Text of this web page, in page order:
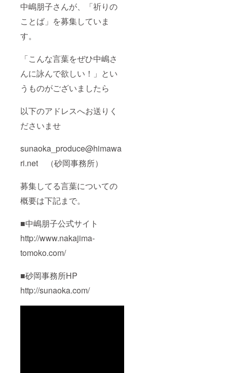
中嶋朋子さんが、「祈りの
ことば」を募集していま
す。
「こんな言葉をぜひ中嶋さ
んに詠んで欲しい！」とい
うものがございましたら
以下のアドレスへお送りく
ださいませ
sunaoka_produce@himawa
ri.net （砂岡事務所）
募集してる言葉についての
概要は下記まで。
■中嶋朋子公式サイト
http://www.nakajima-
tomoko.com/
■砂岡事務所HP
http://sunaoka.com/